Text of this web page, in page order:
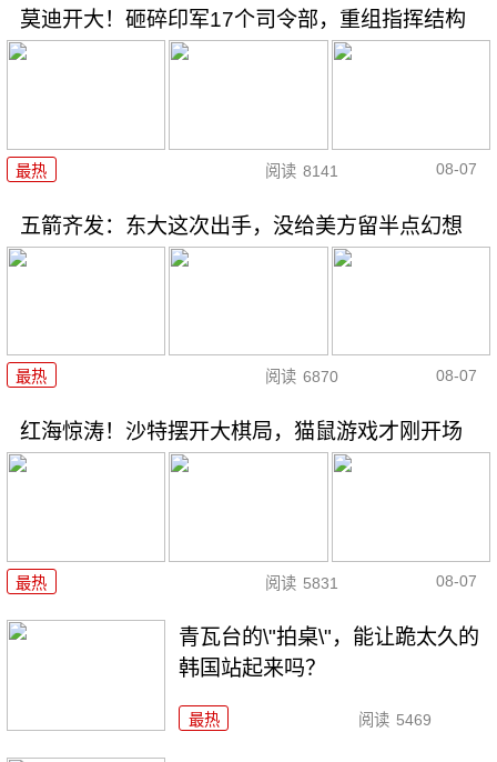
莫迪开大！砸碎印军17个司令部，重组指挥结构
最热 阅读 8141 08-07
五箭齐发：东大这次出手，没给美方留半点幻想
最热 阅读 6870 08-07
红海惊涛！沙特摆开大棋局，猫鼠游戏才刚开场
最热 阅读 5831 08-07
青瓦台的\"拍桌\"，能让跪太久的
韩国站起来吗？
最热 阅读 5469